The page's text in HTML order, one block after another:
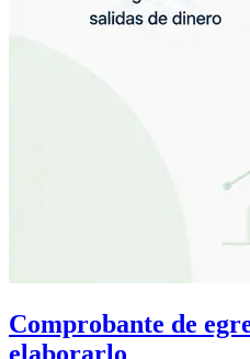
Comprobante de